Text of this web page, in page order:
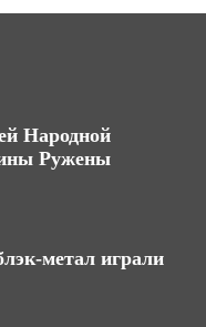
Народной
Ружены
метал играли